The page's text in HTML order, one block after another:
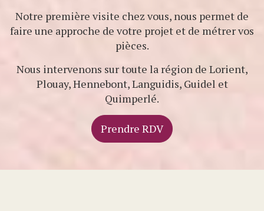
Notre première visite chez vous, nous permet de
faire une approche de votre projet et de métrer vos
pièces.
Nous intervenons sur toute la région de Lorient,
Plouay, Hennebont, Languidis, Guidel et
Quimperlé.
Prendre RDV